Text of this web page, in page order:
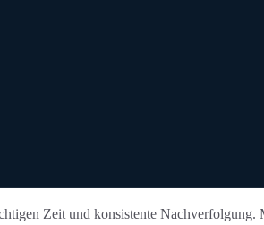
Zeit und konsistente